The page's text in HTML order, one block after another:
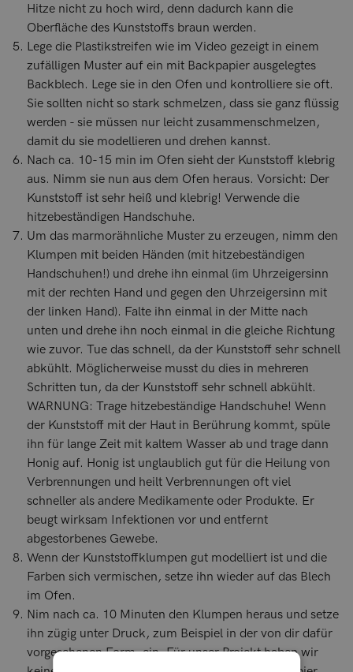
Hitze nicht zu hoch wird, denn dadurch kann die
Oberfläche des Kunststoffs braun werden.
Lege die Plastikstreifen wie im Video gezeigt in einem
zufälligen Muster auf ein mit Backpapier ausgelegtes
Backblech. Lege sie in den Ofen und kontrolliere sie oft.
Sie sollten nicht so stark schmelzen, dass sie ganz flüssig
werden - sie müssen nur leicht zusammenschmelzen,
damit du sie modellieren und drehen kannst.
Nach ca. 10-15 min im Ofen sieht der Kunststoff klebrig
aus. Nimm sie nun aus dem Ofen heraus. Vorsicht: Der
Kunststoff ist sehr heiß und klebrig! Verwende die
hitzebeständigen Handschuhe.
Um das marmorähnliche Muster zu erzeugen, nimm den
Klumpen mit beiden Händen (mit hitzebeständigen
Handschuhen!) und drehe ihn einmal (im Uhrzeigersinn
mit der rechten Hand und gegen den Uhrzeigersinn mit
der linken Hand). Falte ihn einmal in der Mitte nach
unten und drehe ihn noch einmal in die gleiche Richtung
wie zuvor. Tue das schnell, da der Kunststoff sehr schnell
abkühlt. Möglicherweise musst du dies in mehreren
Schritten tun, da der Kunststoff sehr schnell abkühlt.
WARNUNG: Trage hitzebeständige Handschuhe! Wenn
der Kunststoff mit der Haut in Berührung kommt, spüle
ihn für lange Zeit mit kaltem Wasser ab und trage dann
Honig auf. Honig ist unglaublich gut für die Heilung von
Verbrennungen und heilt Verbrennungen oft viel
schneller als andere Medikamente oder Produkte. Er
beugt wirksam Infektionen vor und entfernt
abgestorbenes Gewebe.
Wenn der Kunststoffklumpen gut modelliert ist und die
Farben sich vermischen, setze ihn wieder auf das Blech
im Ofen.
Nim nach ca. 10 Minuten den Klumpen heraus und setze
ihn zügig unter Druck, zum Beispiel in der von dir dafür
vorgesehenen Form, ein. Für unser Projekt haben wir